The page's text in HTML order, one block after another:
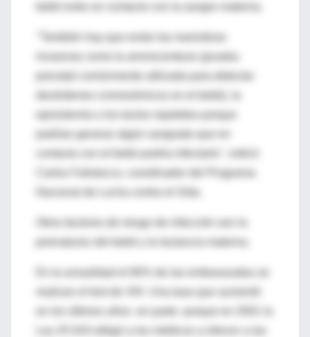
bebé entre en contacto con la sangre materna.
podrían generar algún sangrado que en
Carlos Falistocco, coordinador del Programa
Otros factores de riesgo de infección son la
en los últimos años -en parte- porque en 2001 la
Ley 25.543 obligó a los médicos a ofrecer a las